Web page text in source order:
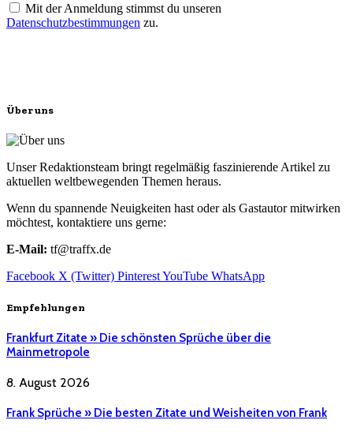
Mit der Anmeldung stimmst du unseren
Datenschutzbestimmungen zu.
Über uns
Unser Redaktionsteam bringt regelmäßig faszinierende Artikel zu
aktuellen weltbewegenden Themen heraus.
Wenn du spannende Neuigkeiten hast oder als Gastautor mitwirken
möchtest, kontaktiere uns gerne:
E-Mail: tf@traffx.de
Facebook X (Twitter) PinterestYouTube WhatsApp
Empfehlungen
Frankfurt Zitate » Die schönsten Sprüche über die
Mainmetropole
8. August 2026
Frank Sprüche » Die besten Zitate und Weisheiten von Frank